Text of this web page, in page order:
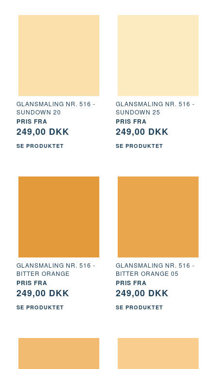
GLANSMALING NR. 516 -
SUNDOWN 20
PRIS FRA
249,00 DKK
SE PRODUKTET
GLANSMALING NR. 516 -
SUNDOWN 25
PRIS FRA
249,00 DKK
SE PRODUKTET
GLANSMALING NR. 516 -
BITTER ORANGE
PRIS FRA
249,00 DKK
SE PRODUKTET
GLANSMALING NR. 516 -
BITTER ORANGE 05
PRIS FRA
249,00 DKK
SE PRODUKTET